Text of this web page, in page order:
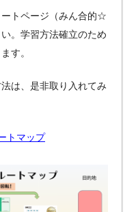
トページ（みん合的☆
。学習方法確立のため
す。
は、是非取り入れてみ
トマップ